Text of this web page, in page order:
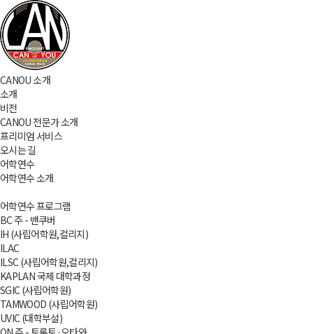
CANOU 소개
소개
비전
CANOU 전문가 소개
프리미엄 서비스
오시는 길
어학연수
어학연수 소개
어학연수 프로그램
BC 주 - 밴쿠버
IH (사립어학원,컬리지)
ILAC
ILSC (사립어학원,컬리지)
KAPLAN 국제 대학과정
SGIC (사립어학원)
TAMWOOD (사립어학원)
UVIC (대학부설)